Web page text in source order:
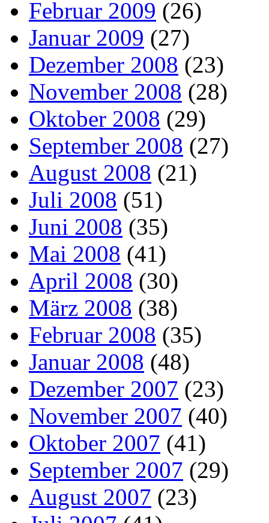
Februar 2009 (26)
Januar 2009 (27)
Dezember 2008 (23)
November 2008 (28)
Oktober 2008 (29)
September 2008 (27)
August 2008 (21)
Juli 2008 (51)
Juni 2008 (35)
Mai 2008 (41)
April 2008 (30)
März 2008 (38)
Februar 2008 (35)
Januar 2008 (48)
Dezember 2007 (23)
November 2007 (40)
Oktober 2007 (41)
September 2007 (29)
August 2007 (23)